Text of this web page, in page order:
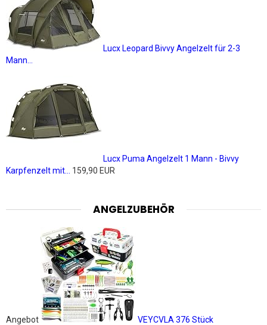
Lucx Leopard Bivvy Angelzelt für 2-3
Mann...
Lucx Puma Angelzelt 1 Mann - Bivvy
Karpfenzelt mit...
159,90 EUR
ANGELZUBEHÖR
Angebot
VEYCVLA 376 Stück